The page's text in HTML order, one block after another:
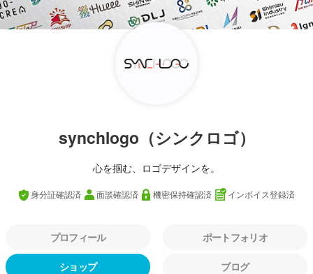
synchlogo（シンクロゴ）
心を掴む、ロゴデザインを。
身分証確認済 面談確認済 機密保持確認済 インボイス登録済
プロフィール ポートフォリオ
ショップ ブログ